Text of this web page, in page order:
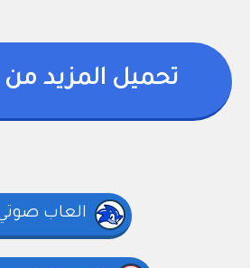
تحميل المزيد من
العاب